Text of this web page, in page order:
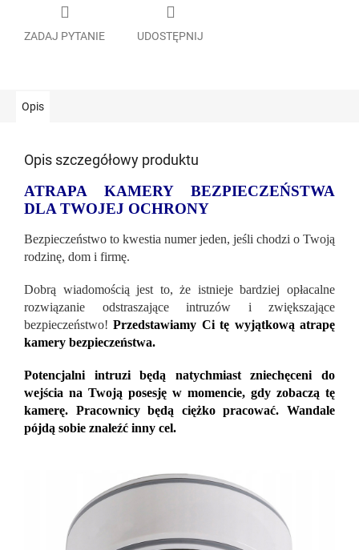
ZADAJ PYTANIE UDOSTĘPNIJ
Opis
Opis szczegółowy produktu
ATRAPA KAMERY BEZPIECZEŃSTWA
DLA TWOJEJ OCHRONY
Bezpieczeństwo to kwestia numer jeden, jeśli chodzi o Twoją
rodzinę, dom i firmę.
Dobrą wiadomością jest to, że istnieje bardziej opłacalne
rozwiązanie odstraszające intruzów i zwiększające
bezpieczeństwo!Przedstawiamy Ci tę wyjątkową atrapę
kamery bezpieczeństwa.
Potencjalni intruzi będą natychmiast zniechęceni do
wejścia na Twoją posesję w momencie, gdy zobaczą tę
kamerę. Pracownicy będą ciężko pracować. Wandale
pójdą sobie znaleźć inny cel.